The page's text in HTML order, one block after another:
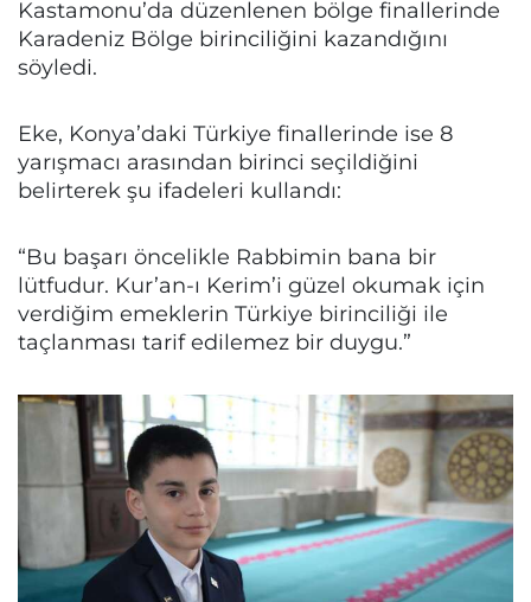
Kastamonu’da düzenlenen bölge finallerinde
Karadeniz Bölge birinciliğini kazandığını
söyledi.
Eke, Konya’daki Türkiye finallerinde ise 8
yarışmacı arasından birinci seçildiğini
belirterek şu ifadeleri kullandı:
“Bu başarı öncelikle Rabbimin bana bir
lütfudur. Kur’an-ı Kerim’i güzel okumak için
verdiğim emeklerin Türkiye birinciliği ile
taçlanması tarif edilemez bir duygu.”